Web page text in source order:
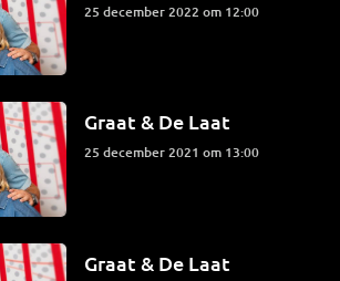
25 december 2022 om 12:00
Graat & De Laat
25 december 2021 om 13:00
Graat & De Laat